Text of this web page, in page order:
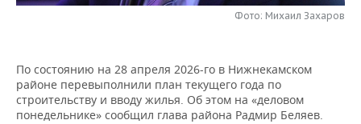
ОТКРЫТАЯ ЛЕКЦИЯ
БАСКЕТБОЛ
ИНФРАСТРУКТУРА
СПРАВОЧНИК
Фото: Михаил Захаров
По состоянию на 28 апреля 2026-го в Нижнекамском
районе перевыполнили план текущего года по
строительству и вводу жилья. Об этом на «деловом
понедельнике» сообщил глава района Радмир Беляев.